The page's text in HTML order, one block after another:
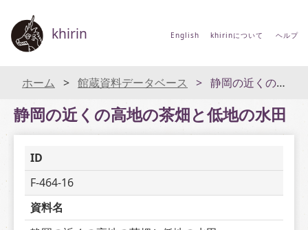
khirin English khirinについて ヘルプ
ホーム 館蔵資料データベース 静岡の近くの高地の茶畑と低地の水田
静岡の近くの高地の茶畑と低地の水田
ID
F-464-16
資料名